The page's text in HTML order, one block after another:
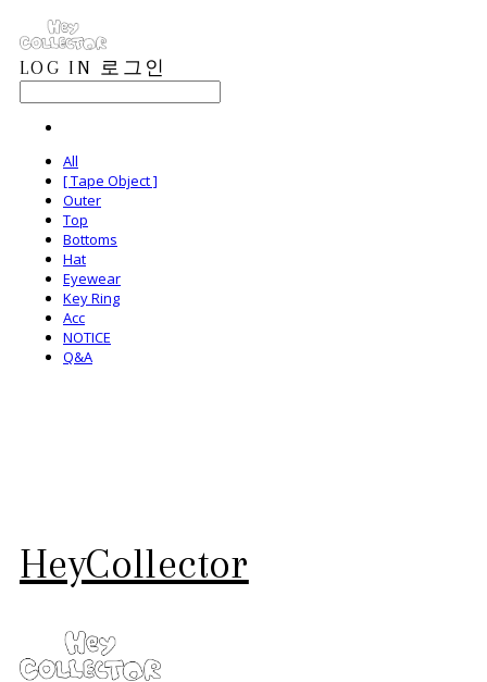
LOG IN 로그인
All
[ Tape Object ]
Outer
Top
Bottoms
Hat
Eyewear
Key Ring
Acc
NOTICE
Q&A
HeyCollector